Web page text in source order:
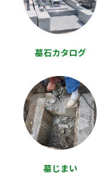
墓石カタログ
墓じまい